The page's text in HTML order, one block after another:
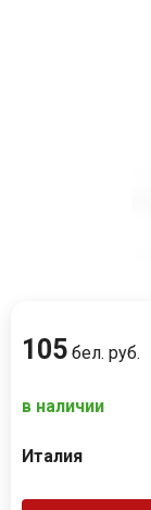
105 бел. руб.
в наличии
Италия